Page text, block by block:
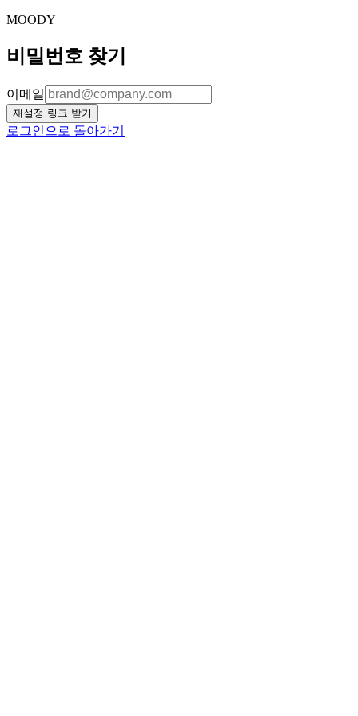
MOODY
비밀번호 찾기
이메일
재설정 링크 받기
로그인으로 돌아가기